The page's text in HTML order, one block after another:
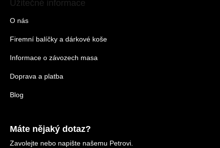
Užitečné informace
O nás
Firemní balíčky a dárkové koše
Informace o závozech masa
Doprava a platba
Blog
Máte nějaký dotaz?
Zavolejte nebo napište našemu Petrovi.